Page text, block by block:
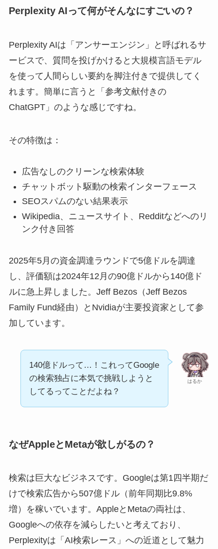
Perplexity AIって何がそんなにすごいの？
Perplexity AIは「アンサーエンジン」と呼ばれるサ
ービスで、質問を投げかけると大規模言語モデル
を使って人間らしい要約を脚注付きで提供してく
れます。簡単に言うと「参考文献付きの
ChatGPT」のような感じですね。
その特徴は：
広告なしのクリーンな検索体験
チャットボット駆動の検索インターフェース
SEOスパムのない結果表示
Wikipedia、ニュースサイト、Redditなどへのリ
ンク付き回答
2025年5月の資金調達ラウンドで5億ドルを調達
し、評価額は2024年12月の90億ドルから140億ド
ルに急上昇しました。Jeff Bezos（Jeff Bezos
Family Fund経由）とNvidiaが主要投資家として参
加しています。
はるか
140億ドルって…！これってGoogle
の検索独占に本気で挑戦しようと
してるってことだよね？
なぜAppleとMetaが欲しがるの？
検索は巨大なビジネスです。Googleは第1四半期だ
けで検索広告から507億ドル（前年同期比9.8%
増）を稼いでいます。AppleとMetaの両社は、
Googleへの依存を減らしたいと考えており、
Perplexityは「AI検索レース」への近道として魅力